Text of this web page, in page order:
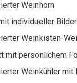
Weinhorn
individueller
Weinkisten-
mit persönlichem
Weinkühler mit